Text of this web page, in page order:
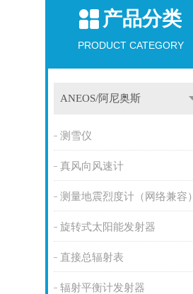
产品分类
PRODUCT CATEGORY
ANEOS/阿尼奥斯
测雪仪
真风向风速计
测量地震烈度计（网络兼容）
旋转式太阳能发射器
直接总辐射表
辐射平衡计发射器